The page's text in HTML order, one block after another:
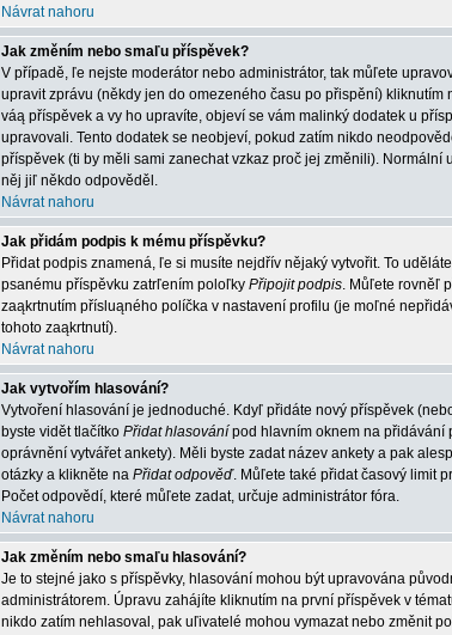
Návrat nahoru
Jak změním nebo smaľu příspěvek?
V případě, ľe nejste moderátor nebo administrátor, tak můľete
upravit zprávu (někdy jen do omezeného času po přispění) kliknutím
váą příspěvek a vy ho upravíte, objeví se vám malinký dodatek u
upravovali. Tento dodatek se neobjeví, pokud zatím nikdo
příspěvek (ti by měli sami zanechat vzkaz proč jej změnili).
něj jiľ někdo odpověděl.
Návrat nahoru
Jak přidám podpis k mému příspěvku?
Přidat podpis znamená, ľe si musíte nejdřív nějaký vytvořit. To
psanému příspěvku zatrľením poloľky Připojit podpis. Můľete rovněľ
zaąkrtnutím přísluąného políčka v nastavení profilu (je moľné
tohoto zaąkrtnutí).
Návrat nahoru
Jak vytvořím hlasování?
Vytvoření hlasování je jednoduché. Kdyľ přidáte nový příspěvek
byste vidět tlačítko Přidat hlasování pod hlavním oknem na přidávání
oprávnění vytvářet ankety). Měli byste zadat název ankety a pak
otázky a klikněte na Přidat odpověď. Můľete také přidat časový limit
Počet odpovědí, které můľete zadat, určuje administrátor fóra.
Návrat nahoru
Jak změním nebo smaľu hlasování?
Je to stejné jako s příspěvky, hlasování mohou být upravována
administrátorem. Úpravu zahájíte kliknutím na první příspěvek v
nikdo zatím nehlasoval, pak uľivatelé mohou vymazat nebo změnit